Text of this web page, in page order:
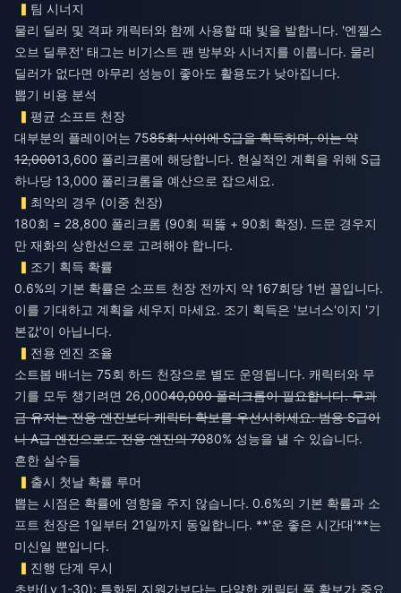
팀 시너지
물리 딜러 및 격파 캐릭터와 함께 사용할 때 빛을 발합니다. '엔젤스
오브 딜루전' 태그는 비기스트 팬 방부와 시너지를 이룹니다. 물리
딜러가 없다면 아무리 성능이 좋아도 활용도가 낮아집니다.
뽑기 비용 분석
평균 소프트 천장
대부분의 플레이어는 7585회 사이에 S급을 획득하며, 이는 약
12,00013,600 폴리크롬에 해당합니다. 현실적인 계획을 위해 S급
하나당 13,000 폴리크롬을 예산으로 잡으세요.
최악의 경우 (이중 천장)
180회 = 28,800 폴리크롬 (90회 픽뚫 + 90회 확정). 드문 경우지
만 재화의 상한선으로 고려해야 합니다.
조기 획득 확률
0.6%의 기본 확률은 소프트 천장 전까지 약 167회당 1번 꼴입니다.
이를 기대하고 계획을 세우지 마세요. 조기 획득은 '보너스'이지 '기
본값'이 아닙니다.
전용 엔진 조율
소트봅 배너는 75회 하드 천장으로 별도 운영됩니다. 캐릭터와 무
기를 모두 챙기려면 26,00040,000 폴리크롬이 필요합니다. 무과
금 유저는 전용 엔진보다 캐릭터 확보를 우선시하세요. 범용 S급이
나 A급 엔진으로도 전용 엔진의 7080% 성능을 낼 수 있습니다.
흔한 실수들
출시 첫날 확률 루머
뽑는 시점은 확률에 영향을 주지 않습니다. 0.6%의 기본 확률과 소
프트 천장은 1일부터 21일까지 동일합니다. **'운 좋은 시간대'**는
미신일 뿐입니다.
진행 단계 무시
초반(Lv 1-30): 특화된 지원가보다는 다양한 캐릭터 풀 확보가 중요